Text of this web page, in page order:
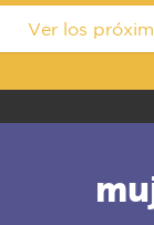
Ver los